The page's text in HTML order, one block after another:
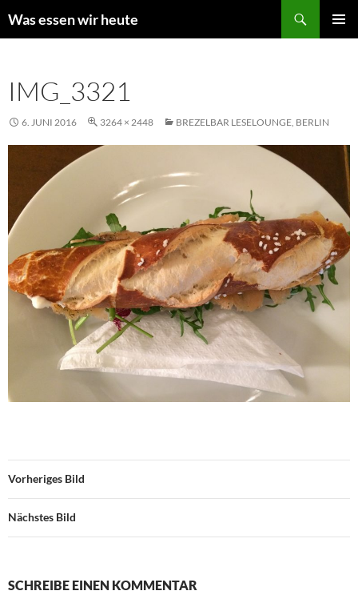
Inhalt
Was essen wir heute
IMG_3321
6. JUNI 2016 3264 × 2448 BREZELBAR LESELOUNGE, BERLIN
Vorheriges Bild
Nächstes Bild
SCHREIBE EINEN KOMMENTAR